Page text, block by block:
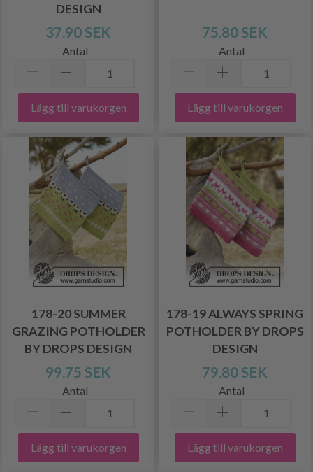
DESIGN
37.90 SEK
Antal
Lägg till varukorgen
75.80 SEK
Antal
Lägg till varukorgen
178-20 SUMMER
GRAZING POTHOLDER
BY DROPS DESIGN
99.75 SEK
Antal
Lägg till varukorgen
178-19 ALWAYS SPRING
POTHOLDER BY DROPS
DESIGN
79.80 SEK
Antal
Lägg till varukorgen